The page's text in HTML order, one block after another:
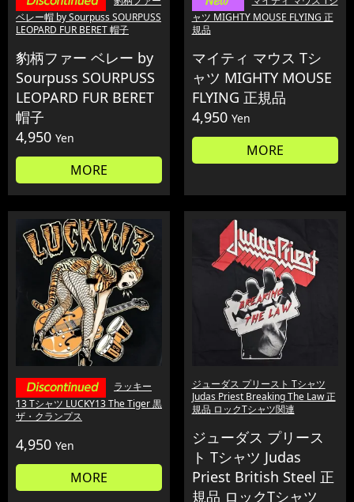
ベレー帽 by Sourpuss SOURPUSS
LEOPARD FUR BERET 帽子
豹柄ファー ベレー by
Sourpuss SOURPUSS
LEOPARD FUR BERET
帽子
4,950 Yen
MORE
ャツ MIGHTY MOUSE FLYING 正
規品
マイティ マウス Tシ
ャツ MIGHTY MOUSE
FLYING 正規品
4,950 Yen
MORE
ラッキー
13 Tシャツ LUCKY13 The Tiger 黒
ザ・クランプス
4,950 Yen
MORE
ジューダス プリースト Tシャツ
Judas Priest Breaking The Law 正
規品 ロックTシャツ関連
ジューダス プリース
ト Tシャツ Judas
Priest British Steel 正
規品 ロックTシャツ